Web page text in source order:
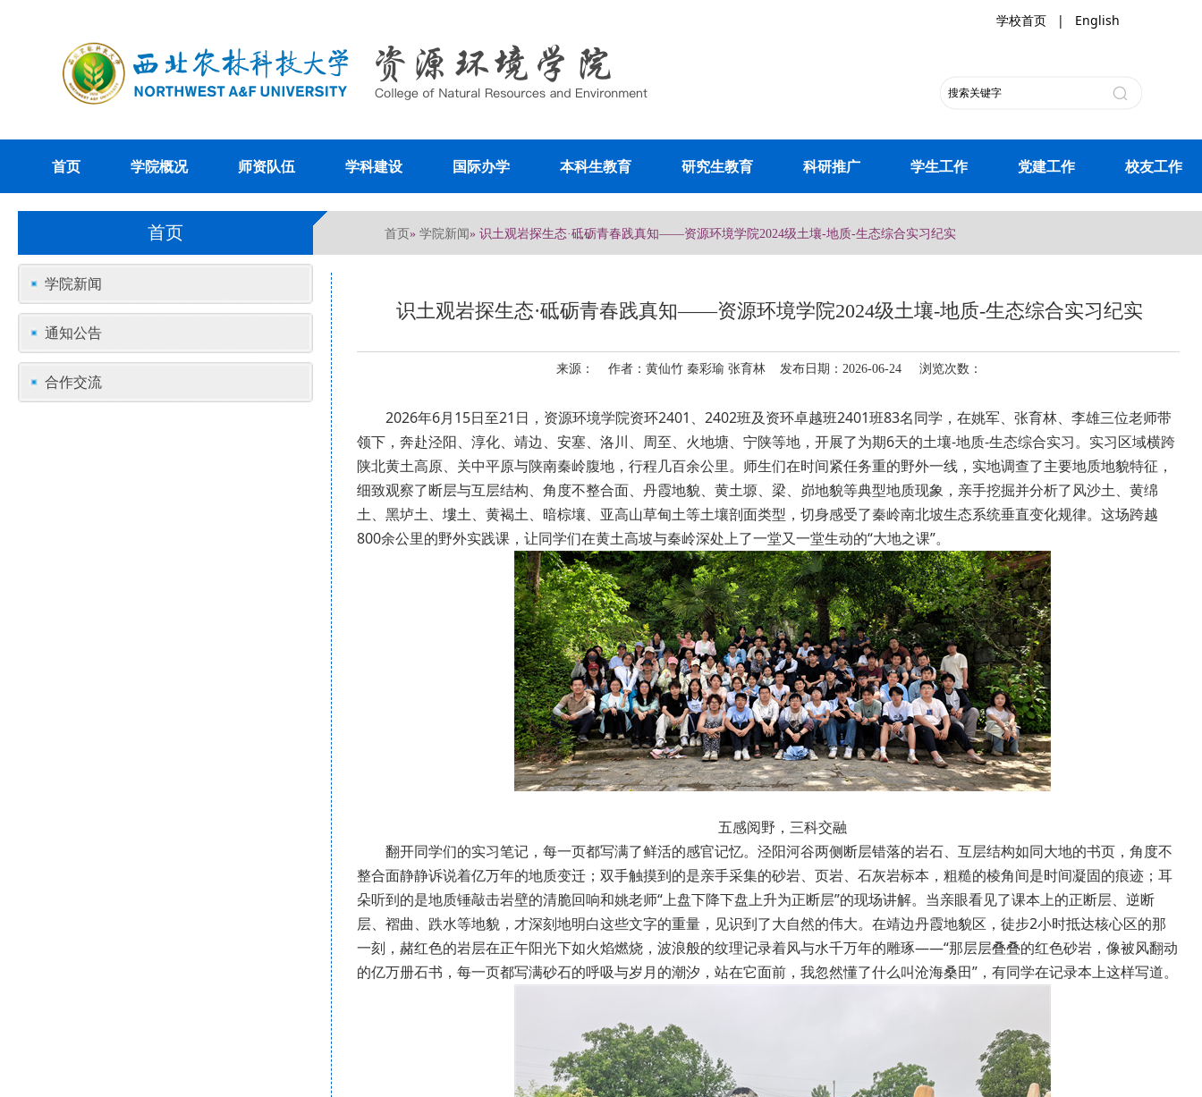
学校首页 | English
首页 学院概况 师资队伍 学科建设 国际办学 本科生教育 研究生教育 科研推广 学生工作 党建工作 校友工作
首页 首页» 学院新闻» 识土观岩探生态·砥砺青春践真知——资源环境学院2024级土壤-地质-生态综合实习纪实
学院新闻
通知公告
合作交流
识土观岩探生态·砥砺青春践真知——资源环境学院2024级土壤-地质-生态综合实习纪实
来源： 作者：黄仙竹 秦彩瑜 张育林 发布日期：2026-06-24 浏览次数：
2026年6月15日至21日，资源环境学院资环2401、2402班及资环卓越班2401班83名同学，在姚军、张育林、李雄三位老师带
领下，奔赴泾阳、淳化、靖边、安塞、洛川、周至、火地塘、宁陕等地，开展了为期6天的土壤-地质-生态综合实习。实习区域横跨
陕北黄土高原、关中平原与陕南秦岭腹地，行程几百余公里。师生们在时间紧任务重的野外一线，实地调查了主要地质地貌特征，
细致观察了断层与互层结构、角度不整合面、丹霞地貌、黄土塬、梁、峁地貌等典型地质现象，亲手挖掘并分析了风沙土、黄绵
土、黑垆土、塿土、黄褐土、暗棕壤、亚高山草甸土等土壤剖面类型，切身感受了秦岭南北坡生态系统垂直变化规律。这场跨越
800余公里的野外实践课，让同学们在黄土高坡与秦岭深处上了一堂又一堂生动的“大地之课”。
五感阅野，三科交融
翻开同学们的实习笔记，每一页都写满了鲜活的感官记忆。泾阳河谷两侧断层错落的岩石、互层结构如同大地的书页，角度不
整合面静静诉说着亿万年的地质变迁；双手触摸到的是亲手采集的砂岩、页岩、石灰岩标本，粗糙的棱角间是时间凝固的痕迹；耳
朵听到的是地质锤敲击岩壁的清脆回响和姚老师“上盘下降下盘上升为正断层”的现场讲解。当亲眼看见了课本上的正断层、逆断
层、褶曲、跌水等地貌，才深刻地明白这些文字的重量，见识到了大自然的伟大。在靖边丹霞地貌区，徒步2小时抵达核心区的那
一刻，赭红色的岩层在正午阳光下如火焰燃烧，波浪般的纹理记录着风与水千万年的雕琢——“那层层叠叠的红色砂岩，像被风翻动
的亿万册石书，每一页都写满砂石的呼吸与岁月的潮汐，站在它面前，我忽然懂了什么叫沧海桑田”，有同学在记录本上这样写道。